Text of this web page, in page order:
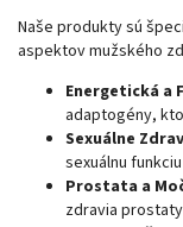
Naše produkty sú
aspektov mužského
Energetická a
adaptogény,
Sexuálne
sexuálnu
Prostata a
zdravia